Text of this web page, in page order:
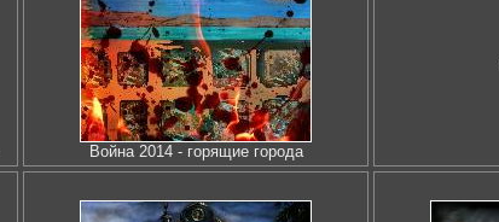
Война 2014 - горящие города